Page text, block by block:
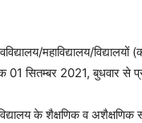
महाविद्यालय/
01 सितम्बर 2021, बुधवार से
विद्यालय के शैक्षणिक व